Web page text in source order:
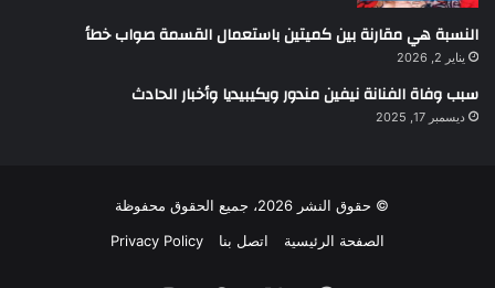
النسبة هي مقارنة بين كميتين باستعمال القسمة صواب خطأ
يناير 2, 2026
سبب وفاة الفنانة نيفين مندور ويكيبيديا وأخبار الحادث
ديسمبر 17, 2025
© حقوق النشر 2026، جميع الحقوق محفوظة
الصفحة الرئيسية
اتصل بنا Privacy Policy